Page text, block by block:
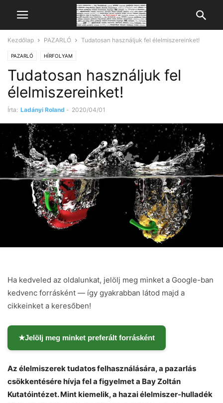
Kezdőlap PAZARLÓ Tudatosan használjuk fel élelmiszereinket!
PAZARLÓ HÍRFOLYAM
Tudatosan használjuk fel
élelmiszereinket!
Írta: Ladányi Roland - 2020/04/01
Ha kedveled az oldalunkat, jelölj meg minket a Google-ban
kedvenc forrásként — így gyakrabban látod majd a
cikkeinket a keresőben!
★Jelölj meg minket preferált forrásként
Az élelmiszerek tudatos felhasználására, a pazarlás
csökkentésére hívja fel a figyelmet a Bay Zoltán
Kutatóintézet. Mint kiemelik, a hazai élelmiszer-hulladék